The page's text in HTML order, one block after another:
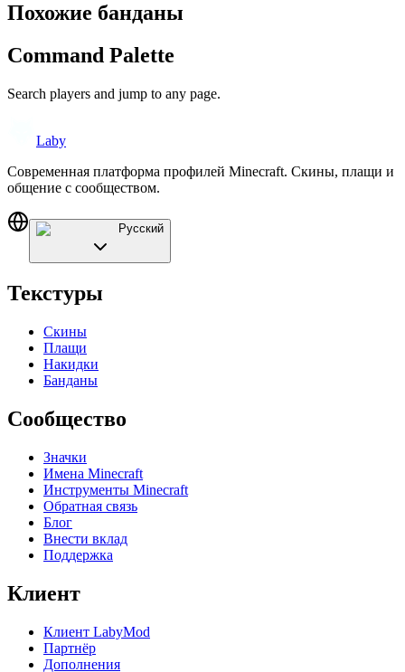
Похожие банданы
Command Palette
Search players and jump to any page.
Laby
Современная платформа профилей Minecraft. Скины, плащи и
общение с сообществом.
Русский
Текстуры
Скины
Плащи
Накидки
Банданы
Сообщество
Значки
Имена Minecraft
Инструменты Minecraft
Обратная связь
Блог
Внести вклад
Поддержка
Клиент
Клиент LabyMod
Партнёр
Дополнения